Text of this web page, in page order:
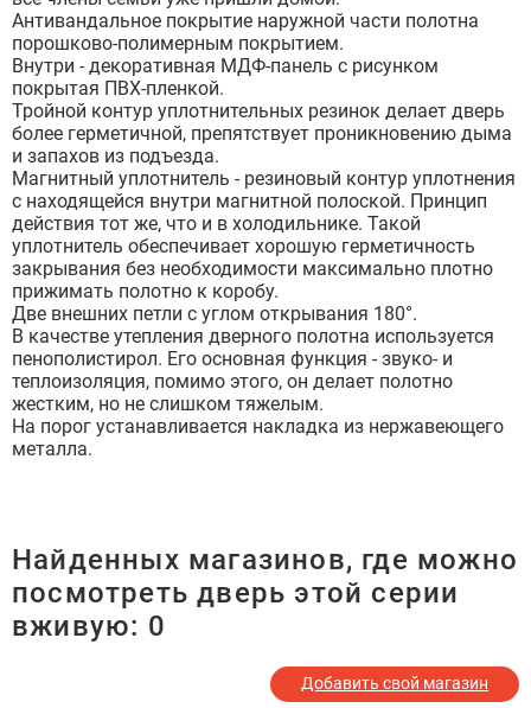
Антивандальное покрытие наружной части полотна
порошково-полимерным покрытием.
Внутри - декоративная МДФ-панель с рисунком
покрытая ПВХ-пленкой.
Тройной контур уплотнительных резинок делает дверь
более герметичной, препятствует проникновению дыма
и запахов из подъезда.
Магнитный уплотнитель - резиновый контур уплотнения
с находящейся внутри магнитной полоской. Принцип
действия тот же, что и в холодильнике. Такой
уплотнитель обеспечивает хорошую герметичность
закрывания без необходимости максимально плотно
прижимать полотно к коробу.
Две внешних петли с углом открывания 180°.
В качестве утепления дверного полотна используется
пенополистирол. Его основная функция - звуко- и
теплоизоляция, помимо этого, он делает полотно
жестким, но не слишком тяжелым.
На порог устанавливается накладка из нержавеющего
металла.
Найденных магазинов, где можно
посмотреть дверь этой серии
вживую: 0
Добавить свой магазин